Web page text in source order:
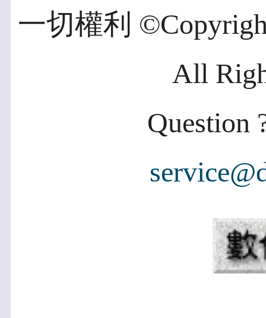
一切權利
All
Question